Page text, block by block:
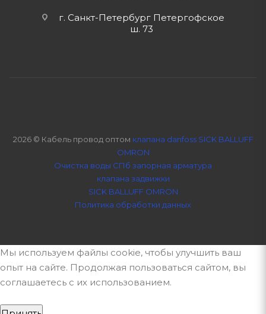
г. Санкт-Петербург Петергофское
ш. 73
2026 © Кабель провод оптом клапана danfoss SICK BALLUFF
OMRON
Очистка воды СПб запорная арматура
клапана задвижки
SICK BALLUFF OMRON
Политика обработки данных
Мы используем файлы cookie, чтобы улучшить ваш
опыт на сайте. Продолжая пользоваться сайтом, вы
соглашаетесь с их использованием.